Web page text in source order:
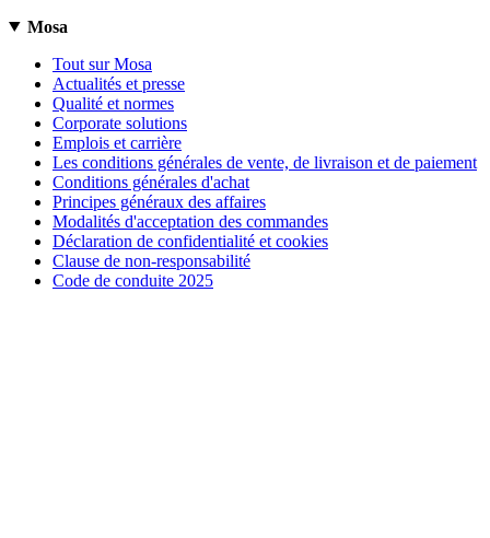
Mosa
Tout sur Mosa
Actualités et presse
Qualité et normes
Corporate solutions
Emplois et carrière
Les conditions générales de vente, de livraison et de paiement
Conditions générales d'achat
Principes généraux des affaires
Modalités d'acceptation des commandes
Déclaration de confidentialité et cookies
Clause de non-responsabilité
Code de conduite 2025